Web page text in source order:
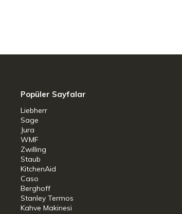
Popüler Sayfalar
Liebherr
Sage
Jura
WMF
Zwilling
Staub
KitchenAid
Caso
Berghoff
Stanley Termos
Kahve Makinesi